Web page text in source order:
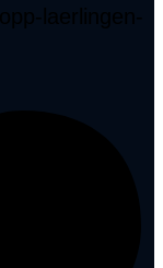
laerlingen-